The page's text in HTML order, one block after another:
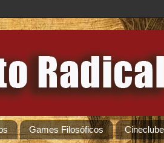
Games Filosóficos Cineclube